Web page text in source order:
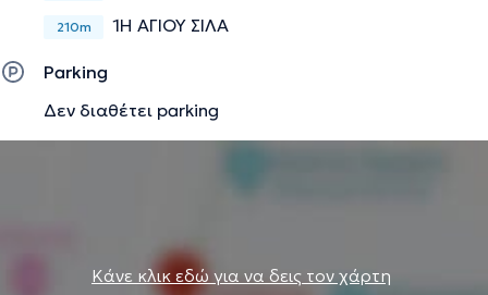
210m 1Η ΑΓΙΟΥ ΣΙΛΑ
Parking
Δεν διαθέτει parking
Κάνε κλικ εδώ για να δεις τον χάρτη